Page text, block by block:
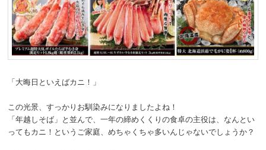
テ
ン
ツ
へ
移
動
「大晦日といえばカニ！」
この光景、すっかりお馴染みになりましたよね！
「年越しそば」と並んで、一年の締めくくりの食卓の主役は、なんとい
ってもカニ！というご家庭、めちゃくちゃ多いんじゃないでしょうか？